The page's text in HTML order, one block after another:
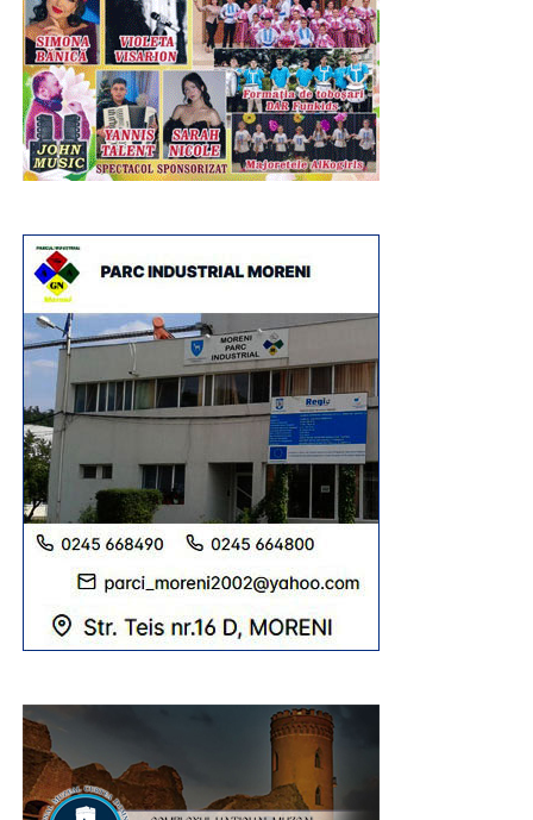
bariera celor 50 de ani de statornicie întru familie.
Maratonul de sărbătoare s-a consumat în parcul de
recreere din inima comunei, loc cu rădăcini adânci în
tradiția muncitorească a localității. Tot în luna august, dar
în 2013, administrația publică locală și primarul de atunci
și de acum, Constantin Stroe, au inaugurat, pe
la fosta exploatare minieră, această zonă de odihnă și
promenadă, amenajată cu alei, bănci, spații de joacă
pentru copii, teren de sport și foișoare. Și, ca într-un târg
unde diversitatea este regină, pentru a fi toată lumea
mulțumită, și la Șotânga erau întinse, de-a lungul aleilor
de la intrare în parc, tarabe cu tot soiul de produse
tradiționale, dulciuri, jucării etc. Se vindeau bere și
limonadă, iar micii erau la loc de cinste, nelipsiți la astfel
de sărbători.